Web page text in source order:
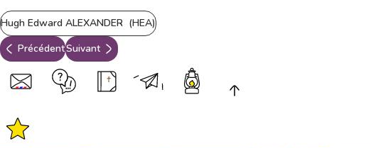
Hugh Edward ALEXANDER (HEA)
PrécédentSuivant